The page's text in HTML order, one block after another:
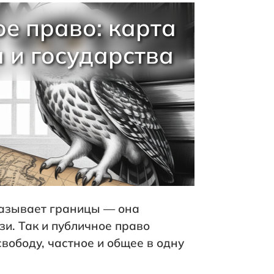
право: карта
государства
границы — она
Так и публичное право
частное и общее в одну